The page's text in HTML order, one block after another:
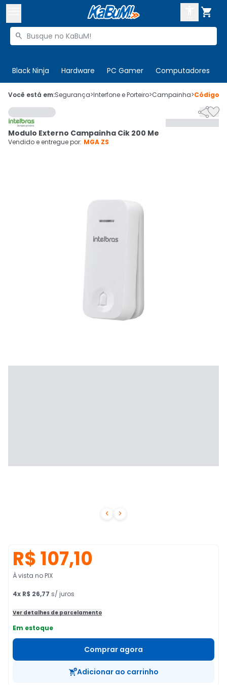

Buscar produtos

Black Ninja Hardware PC Gamer Computadores
 Olá. Acesse sua conta
 Departamentos
Cupons
CADASTRE-SE
Você está em:Segurança>Interfone e Porteiro>Campainha>Código
 

Modulo Externo Campainha Cik 200 Me
Vendido e entregue por: MGA ZS
R$ 107,10
À vista no PIX
4x R$ 26,77 s/ juros
Ver detalhes de parcelamento
Em estoque
Comprar agora
Adicionar ao carrinho